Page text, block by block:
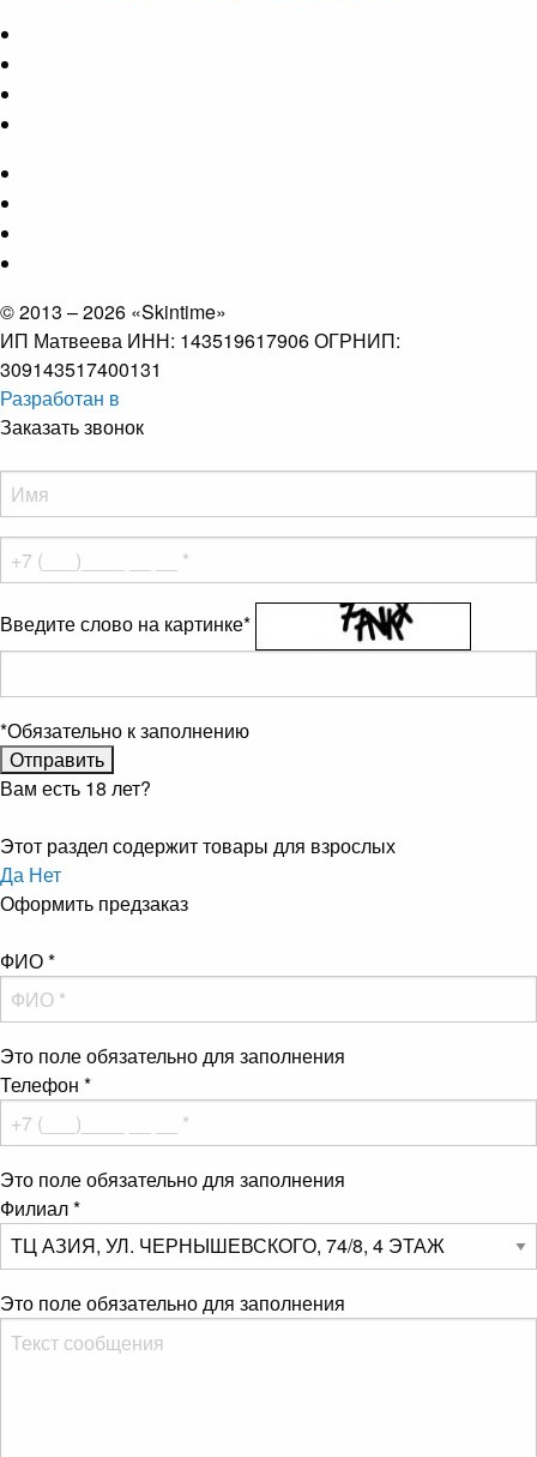
© 2013 – 2026 «Skintime»
ИП Матвеева ИНН: 143519617906 ОГРНИП:
309143517400131
Разработан в
Заказать звонок
Введите слово на картинке*
*Обязательно к заполнению
Вам есть 18 лет?
Этот раздел содержит товары для взрослых
Да Нет
Оформить предзаказ
ФИО*
Это поле обязательно для заполнения
Телефон *
Это поле обязательно для заполнения
Филиал*
Это поле обязательно для заполнения